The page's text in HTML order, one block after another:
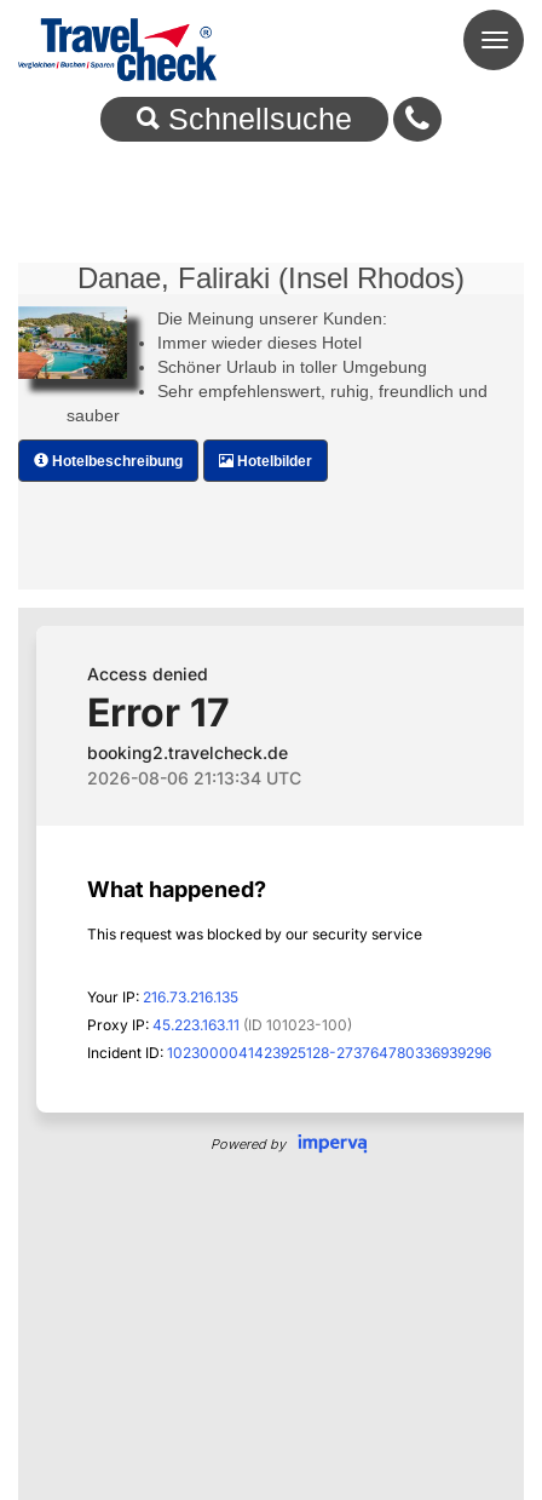
Toggle
Schnellsuche
Danae, Faliraki (Insel Rhodos)
Die Meinung unserer Kunden:
Immer wieder dieses Hotel
Schöner Urlaub in toller Umgebung
Sehr empfehlenswert, ruhig, freundlich und
sauber
Hotelbeschreibung Hotelbilder